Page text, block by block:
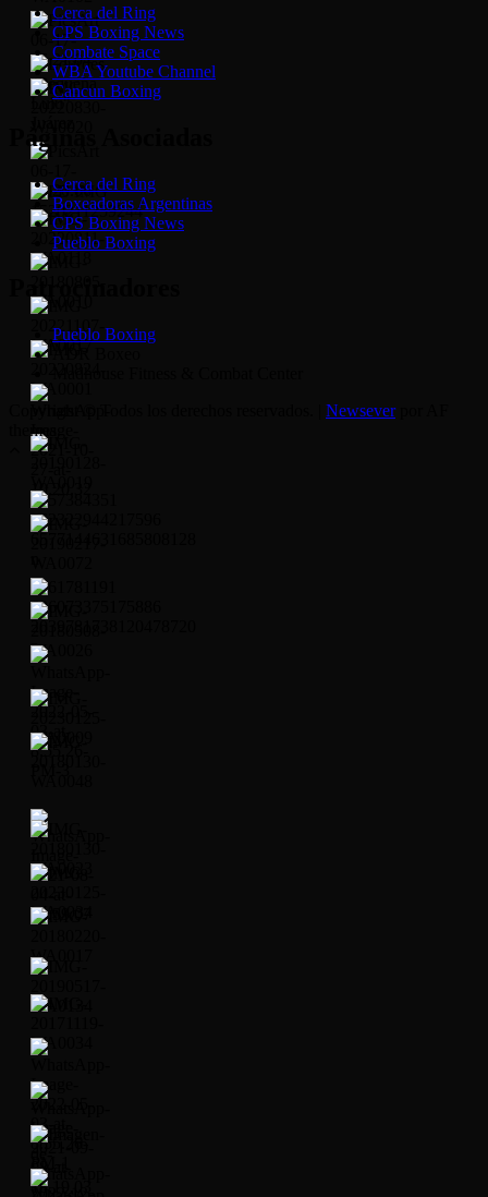
Cerca del Ring
CPS Boxing News
Combate Space
WBA Youtube Channel
Cancun Boxing
Páginas Asociadas
Cerca del Ring
Boxeadoras Argentinas
CPS Boxing News
Pueblo Boxing
Pueblo Boxing
Newseverpor AF
themes.